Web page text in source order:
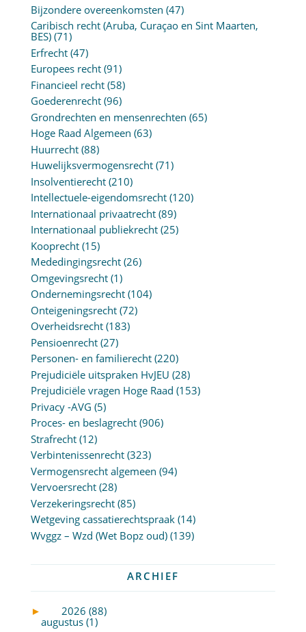
Bijzondere overeenkomsten (47)
Caribisch recht (Aruba, Curaçao en Sint Maarten,
BES)(71)
Erfrecht(47)
Europees recht(91)
Financieel recht(58)
Goederenrecht(96)
Grondrechten en mensenrechten (65)
Hoge Raad Algemeen (63)
Huurrecht(88)
Huwelijksvermogensrecht(71)
Insolventierecht(210)
Intellectuele-eigendomsrecht(120)
Internationaal privaatrecht(89)
Internationaal publiekrecht(25)
Kooprecht(15)
Mededingingsrecht(26)
Omgevingsrecht(1)
Ondernemingsrecht(104)
Onteigeningsrecht(72)
Overheidsrecht(183)
Pensioenrecht(27)
Personen- en familierecht(220)
Prejudiciële uitspraken HvJEU (28)
Prejudiciële vragen Hoge Raad (153)
Privacy -AVG (5)
Proces- en beslagrecht(906)
Strafrecht(12)
Verbintenissenrecht(323)
Vermogensrecht algemeen (94)
Vervoersrecht(28)
Verzekeringsrecht(85)
Wetgeving cassatierechtspraak(14)
Wvggz – Wzd (Wet Bopz oud)(139)
ARCHIEF
►
2026 (88)
augustus (1)